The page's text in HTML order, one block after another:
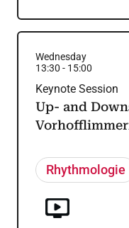
Wednesday
13:30 - 15:00
Keynote Session
Up- and
Rhythmologie